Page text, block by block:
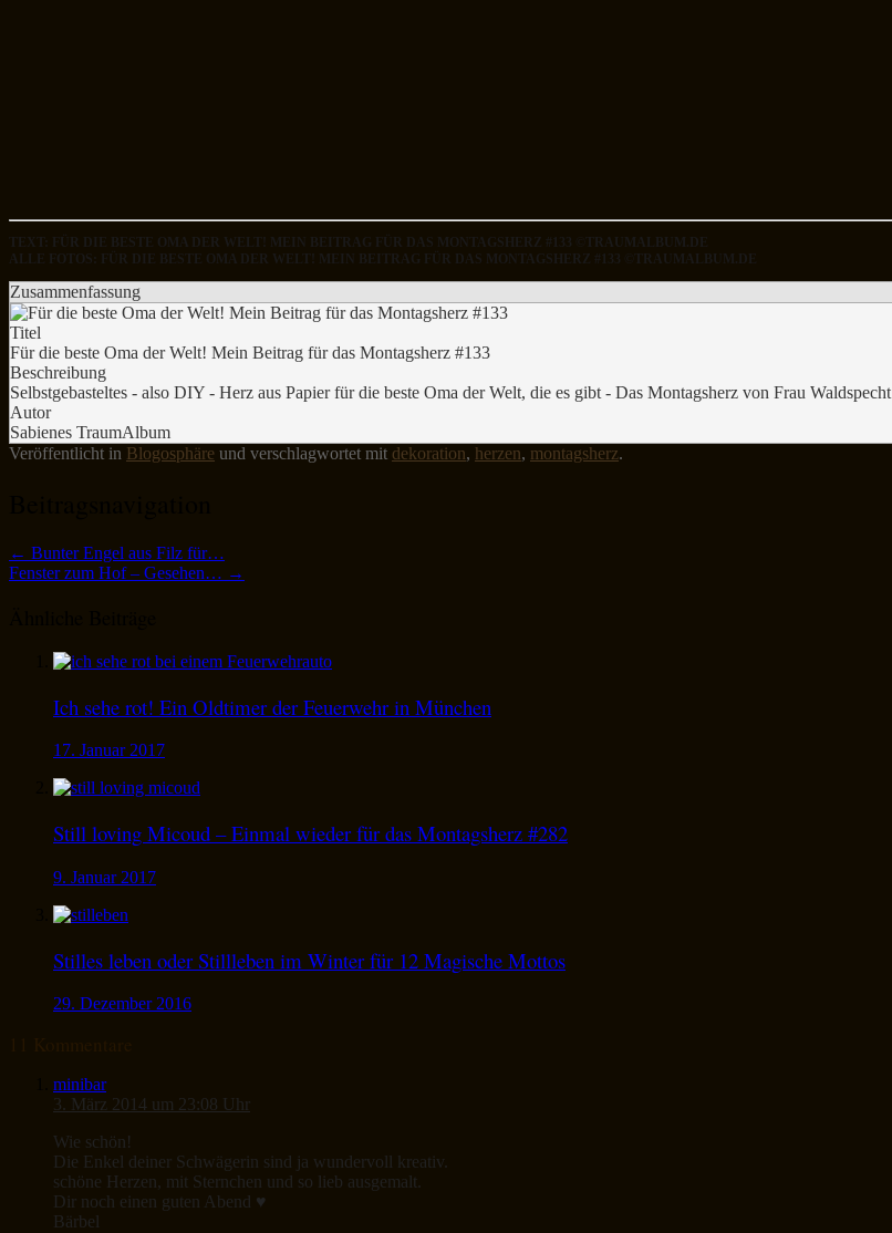
TEXT: FÜR DIE BESTE OMA DER WELT! MEIN BEITRAG FÜR DAS MONTAGSHERZ #133 ©TRAUMALBUM.DE
ALLE FOTOS: FÜR DIE BESTE OMA DER WELT! MEIN BEITRAG FÜR DAS MONTAGSHERZ #133 ©TRAUMALBUM.DE
Zusammenfassung
Titel
Für die beste Oma der Welt! Mein Beitrag für das Montagsherz #133
Beschreibung
Selbstgebasteltes - also DIY - Herz aus Papier für die beste Oma der Welt, die es gibt - Das Montagsherz von Frau Waldspecht
Autor
Sabienes TraumAlbum
Veröffentlicht in Blogosphäre und verschlagwortet mit dekoration, herzen, montagsherz.
← Bunter Engel aus Filz für…
Fenster zum Hof – Gesehen… →
Ich sehe rot! Ein Oldtimer der Feuerwehr in München
17. Januar 2017
Still loving Micoud – Einmal wieder für das Montagsherz #282
9. Januar 2017
Stilles leben oder Stillleben im Winter für 12 Magische Mottos
29. Dezember 2016
minibar
3. März 2014 um 23:08 Uhr
Wie schön!
Die Enkel deiner Schwägerin sind ja wundervoll kreativ.
schöne Herzen, mit Sternchen und so lieb ausgemalt.
Dir noch einen guten Abend ♥
Bärbel